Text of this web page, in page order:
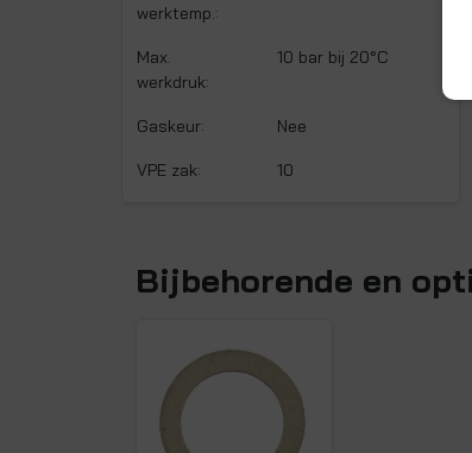
werktemp.:
Max.
werkdruk:
10 bar bij 20°C
Gaskeur: Nee
VPE zak: 10
Bijbehorende en